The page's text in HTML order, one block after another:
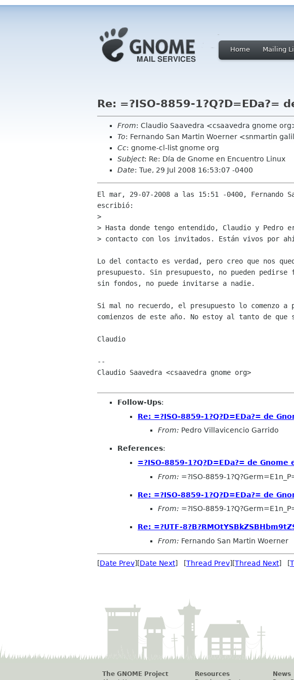
Home Mailing
Re: =?ISO-8859-1?Q?D=EDa?=
From: Claudio Saavedra <csaavedra gnome
To: Fernando San Martin Woerner <snmartin
Cc: gnome-cl-list gnome org
Subject: Re: Día de Gnome en Encuentro Linux
Date: Tue, 29 Jul 2008 16:53:07 -0400
El mar, 29-07-2008 a las 15:51 -0400, Fernando
escribió:
>
> Hasta donde tengo entendido, Claudio y Pedro
> contacto con los invitados. Están vivos por
Lo del contacto es verdad, pero creo que nos
presupuesto. Sin presupuesto, no pueden pedirse
sin fondos, no puede invitarse a nadie.
Si mal no recuerdo, el presupuesto lo comenzo
comienzos de este año. No estoy al tanto de que
Claudio
--
Claudio Saavedra <csaavedra gnome org>
Follow-Ups:
Re: =?ISO-8859-1?Q?D=EDa?= de
From: Pedro Villavicencio Garrido
References:
=?ISO-8859-1?Q?D=EDa?= de
From: =?ISO-8859-
Re: =?ISO-8859-1?Q?D=EDa?= de
From: =?ISO-8859-
Re: =?UTF-
From: Fernando San Martin Woerner
[Date Prev][Date Next] [Thread Prev][Thread Next] [
The GNOME Project
Resources
News